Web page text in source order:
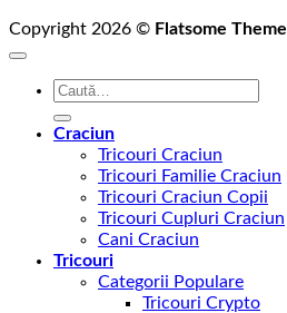
Copyright 2026 © Flatsome Theme
Caută
Craciun
Tricouri Craciun
Tricouri Familie Craciun
Tricouri Craciun Copii
Tricouri Cupluri Craciun
Cani Craciun
Tricouri
Categorii Populare
Tricouri Crypto